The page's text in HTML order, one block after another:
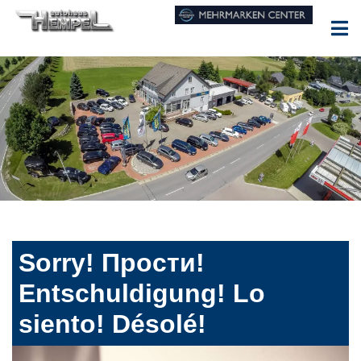
Sorry! Прости!
Entschuldigung! Lo
siento! Désolé!